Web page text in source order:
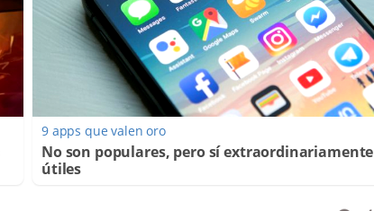
9 apps que valen oro
No son populares, pero sí extraordinariamente
útiles